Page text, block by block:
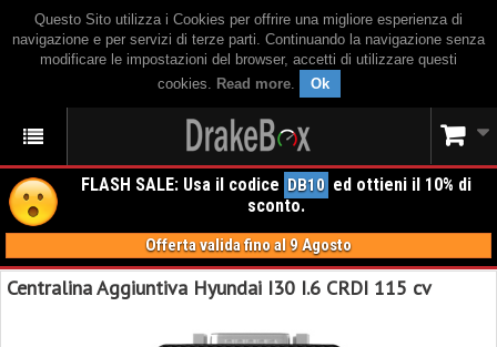
Questo Sito utilizza i Cookies per offrire una migliore esperienza di
navigazione e per servizi di terze parti. Continuando la navigazione senza
modificare le impostazioni del browser, accetti di utilizzare questi
cookies. Read more. Ok
FLASH SALE: Usa il codice DB10 ed ottieni il 10% di
sconto.
Offerta valida fino al 9 Agosto
Centralina Aggiuntiva Hyundai I30 I.6 CRDI 115 cv